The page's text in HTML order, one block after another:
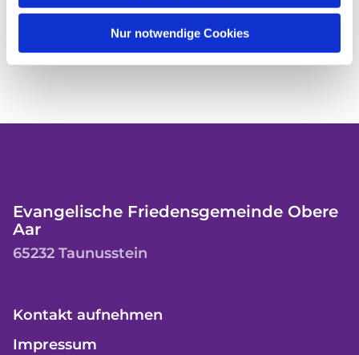
Nur notwendige Cookies
Evangelische Friedensgemeinde Obere
Aar
65232 Taunusstein
Kontakt aufnehmen
Impressum